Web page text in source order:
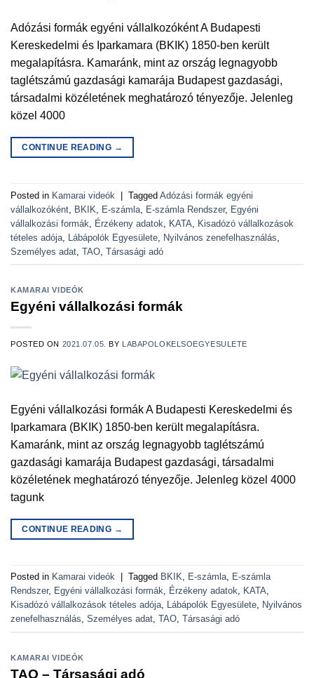
Adózási formák egyéni vállalkozóként A Budapesti
Kereskedelmi és Iparkamara (BKIK) 1850-ben került
megalapításra. Kamaránk, mint az ország legnagyobb
taglétszámú gazdasági kamarája Budapest gazdasági,
társadalmi közéletének meghatározó tényezője. Jelenleg
közel 4000
CONTINUE READING →
Posted in Kamarai videók | Tagged Adózási formák egyéni
vállalkozóként BKIK E-számla E-számla Rendszer, Egyéni
vállalkozási formák
Érzékeny adatok KATA
Kisadózó vállalkozások
tételes adója Lábápolók Egyesülete Nyilvános zenefelhasználás
Személyes adat TAO Társasági adó
KAMARAI VIDEÓK
Egyéni vállalkozási formák
POSTED ON 2021.07.05. BY LABAPOLOKELSOEGYESULETE
Egyéni vállalkozási formák A Budapesti Kereskedelmi és
Iparkamara (BKIK) 1850-ben került megalapításra.
Kamaránk, mint az ország legnagyobb taglétszámú
gazdasági kamarája Budapest gazdasági, társadalmi
közéletének meghatározó tényezője. Jelenleg közel 4000
tagunk
CONTINUE READING →
Posted in Kamarai videók Tagged BKIK, E-számla, E-számla
Rendszer, Egyéni vállalkozási formák, Érzékeny adatok, KATA,
Kisadózó vállalkozások tételes adója, Lábápolók Egyesülete, Nyilvános
zenefelhasználás, Személyes adat, TAO, Társasági adó
KAMARAI VIDEÓK
TAO – Társasági adó